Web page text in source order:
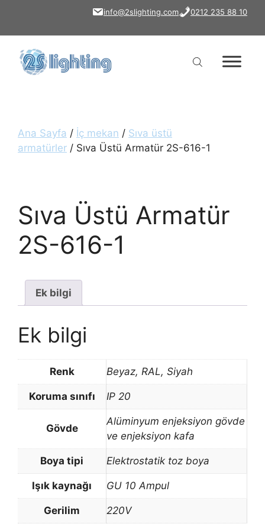
info@2slighting.com 0212 235 88 10
Ana Sayfa / İç mekan / Sıva üstü
armatürler / Sıva Üstü Armatür 2S-616-1
Sıva Üstü Armatür
2S-616-1
Ek bilgi
Ek bilgi
Renk Beyaz, RAL, Siyah
Koruma sınıfı IP 20
Gövde
Alüminyum enjeksiyon gövde
ve enjeksiyon kafa
Boya tipi Elektrostatik toz boya
Işık kaynağı GU 10 Ampul
Gerilim 220V